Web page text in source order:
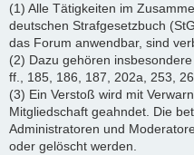
(1) Alle Tätigkeiten im
deutschen Strafgesetzbuch
das Forum anwendbar, sind
(2) Dazu gehören
ff., 185, 186, 187, 202a, 253,
(3) Ein Verstoß wird mit
Mitgliedschaft geahndet. Die
Administratoren und
oder gelöscht werden.